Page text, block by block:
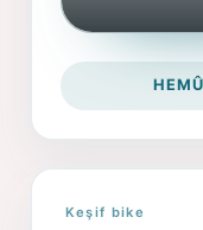
Keşif bike